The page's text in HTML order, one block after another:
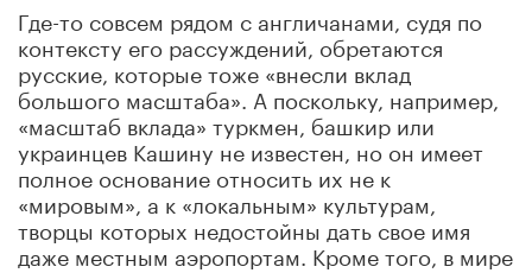
Где-то совсем рядом с англичанами, судя по
контексту его рассуждений, обретаются
русские, которые тоже «внесли вклад
большого масштаба». А поскольку, например,
«масштаб вклада» туркмен, башкир или
украинцев Кашину не известен, но он имеет
полное основание относить их не к
«мировым», а к «локальным» культурам,
творцы которых недостойны дать свое имя
даже местным аэропортам. Кроме того, в мире